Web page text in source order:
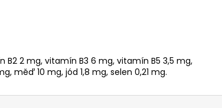
B2 2 mg, vitamín B3 6 mg, vitamín B5 3,5 mg,
měď 10 mg, jód 1,8 mg, selen 0,21 mg.